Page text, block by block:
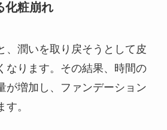
化粧崩れ
、潤いを取り戻そうとして皮
なります。その結果、時間の
が増加し、ファンデーション
。